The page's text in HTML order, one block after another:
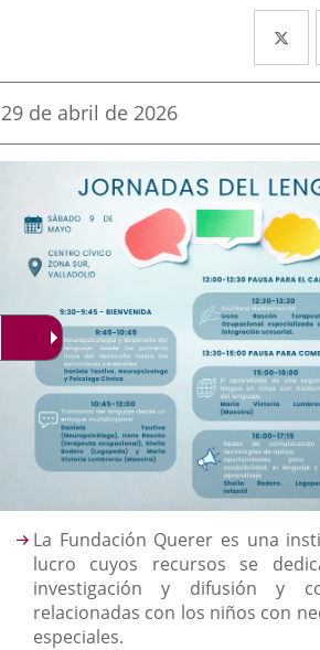
a
Fecha
la
29 de abril de 2026
Descripción
La Fundación Querer es una
lucro cuyos recursos se
investigación y difusión y
relacionadas con los niños con
especiales.